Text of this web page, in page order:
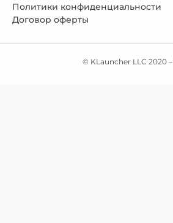
Политики конфиденциальности
Договор оферты
© KLauncher LLC 2020 –